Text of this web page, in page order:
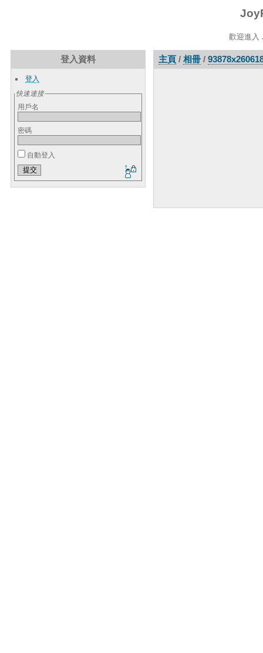
歡迎進入
登入資料
登入
快速連接
用戶名
密碼
自動登入
主頁/ 相冊/